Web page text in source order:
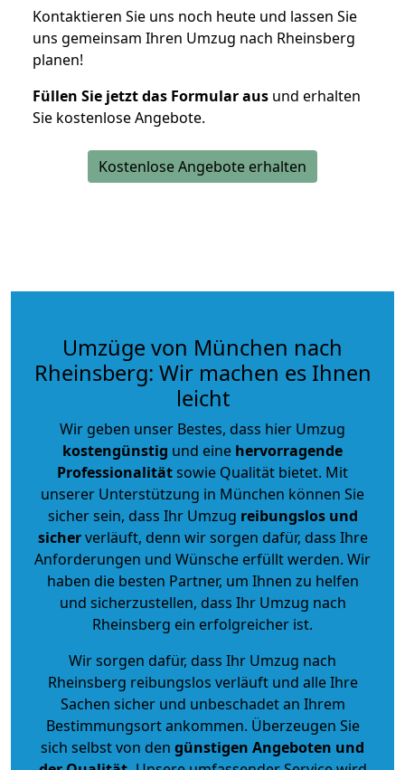
Kontaktieren Sie uns noch heute und lassen Sie
uns gemeinsam Ihren Umzug nach Rheinsberg
planen!
Füllen Sie jetzt das Formular aus und erhalten
Sie kostenlose Angebote.
Kostenlose Angebote erhalten
Umzüge von München nach
Rheinsberg: Wir machen es Ihnen
leicht
Wir geben unser Bestes, dass hier Umzug
kostengünstig und eine hervorragende
Professionalitätsowie Qualität bietet. Mit
unserer Unterstützung in München können Sie
sicher sein, dass Ihr Umzug reibungslos und
sicherverläuft, denn wir sorgen dafür, dass Ihre
Anforderungen und Wünsche erfüllt werden. Wir
haben die besten Partner, um Ihnen zu helfen
und sicherzustellen, dass Ihr Umzug nach
Rheinsberg ein erfolgreicher ist.
Wir sorgen dafür, dass Ihr Umzug nach
Rheinsberg reibungslos verläuft und alle Ihre
Sachen sicher und unbeschadet an Ihrem
Bestimmungsort ankommen. Überzeugen Sie
sich selbst von den günstigen Angeboten und